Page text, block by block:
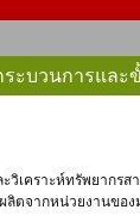
ระบวนการแล
ลิตจากหน่วยงานของ